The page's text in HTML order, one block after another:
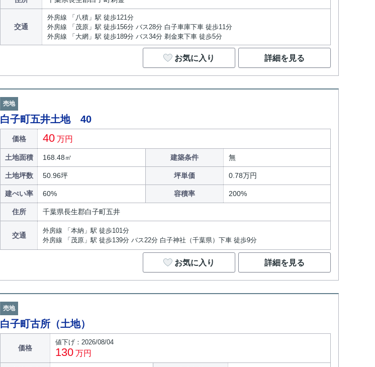
交通
外房線 「八積」駅 徒歩121分
外房線 「茂原」駅 徒歩156分 バス28分 白子車庫下車 徒歩11分
外房線 「大網」駅 徒歩189分 バス34分 剃金東下車 徒歩5分
お気に入り 詳細を見る
売地
白子町五井土地 40
価格 40 万円
土地面積 168.48㎡ 建築条件 無
土地坪数 50.96坪 坪単価 0.78万円
建ぺい率 60% 容積率 200%
住所 千葉県長生郡白子町五井
交通
外房線 「本納」駅 徒歩101分
外房線 「茂原」駅 徒歩139分 バス22分 白子神社（千葉県）下車 徒歩9分
お気に入り 詳細を見る
売地
白子町古所（土地）
価格
値下げ：2026/08/04
130 万円